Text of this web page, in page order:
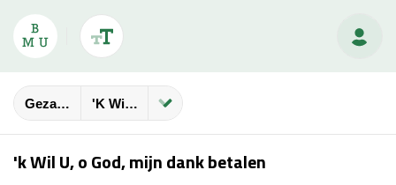
Gezangbundels'k Wil U, O God, Mijn Dank Betalen
'k Wil U, o God, mijn dank betalen